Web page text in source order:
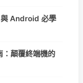
Android 必學
顛覆終端機的